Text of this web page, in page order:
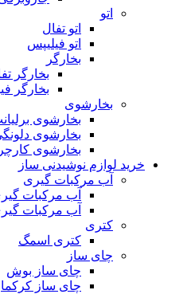
اتو
اتو تفال
اتو فیلیپس
بخارگر
بخارگر
بخارگر
بخارشوی
بخارشوی
بخارشوی
بخارشوی کارچر
خرید لوازم نوشیدنی ساز
آب مرکبات گیری
آب مرکبات
آب مرکبات
کتری
کتری اسمگ
چای ساز
چای ساز بوش
چای ساز